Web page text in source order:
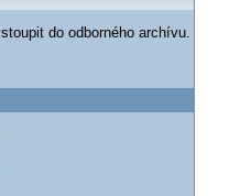
do odborného archívu.